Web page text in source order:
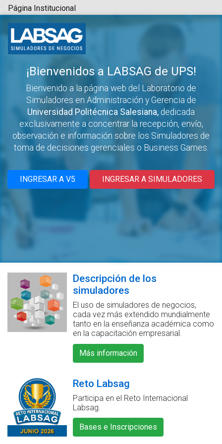
Página Institucional
¡Bienvenidos a LABSAG de UPS!
Bienvenido a la página web del Laboratorio de
Simuladores en Administración y Gerencia de
Universidad Politécnica Salesiana, dedicada
exclusivamente a concentrar la recepción, envío,
observación e información sobre los Simuladores de
toma de decisiones gerenciales o Business Games.
INGRESAR A V5 INGRESAR A SIMULADORES
Descripción de los
simuladores
El uso de simuladores de negocios,
cada vez más extendido mundialmente
tanto en la enseñanza académica como
en la capacitación empresarial.
Más información
Reto Labsag
Participa en el Reto Internacional
Labsag.
Bases e Inscripciones